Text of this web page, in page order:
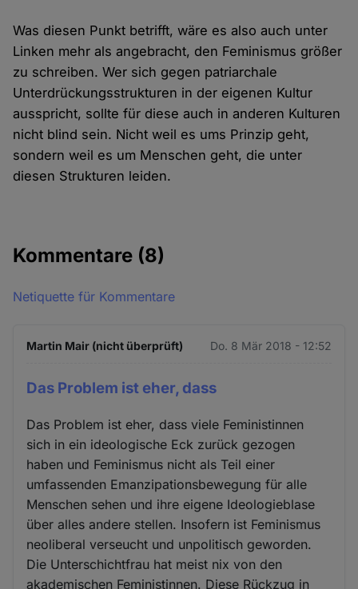
Was diesen Punkt betrifft, wäre es also auch unter
Linken mehr als angebracht, den Feminismus größer
zu schreiben. Wer sich gegen patriarchale
Unterdrückungsstrukturen in der eigenen Kultur
ausspricht, sollte für diese auch in anderen Kulturen
nicht blind sein. Nicht weil es ums Prinzip geht,
sondern weil es um Menschen geht, die unter
diesen Strukturen leiden.
Kommentare (8)
Netiquette für Kommentare
Martin Mair (nicht überprüft) Do. 8 Mär 2018 - 12:52
Das Problem ist eher, dass
Das Problem ist eher, dass viele Feministinnen
sich in ein ideologische Eck zurück gezogen
haben und Feminismus nicht als Teil einer
umfassenden Emanzipationsbewegung für alle
Menschen sehen und ihre eigene Ideologieblase
über alles andere stellen. Insofern ist Feminismus
neoliberal verseucht und unpolitisch geworden.
Die Unterschichtfrau hat meist nix von den
akademischen Feministinnen. Diese Rückzug in